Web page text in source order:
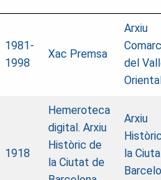
1981-
1998
Xac Premsa
Arxiu
del
1918
Hemeroteca
digital. Arxiu
Històric de
la Ciutat de
Arxiu
la